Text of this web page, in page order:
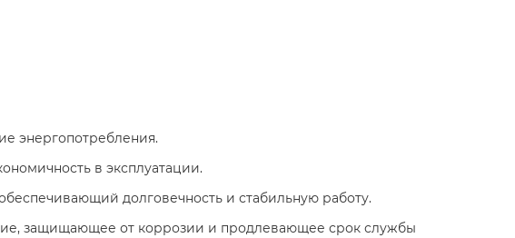
энергопотребления.​
в эксплуатации.​
долговечность и стабильную работу.​
защищающее от коррозии и продлевающее срок службы